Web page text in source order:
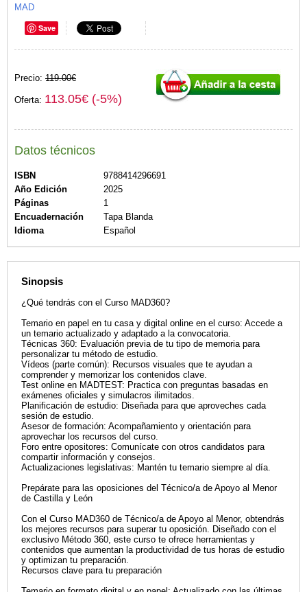
MAD
Save
Precio: 119.00€
Oferta: 113.05€ (-5%)
Datos técnicos
ISBN
9788414296691
Año Edición
2025
Páginas
1
Encuadernación
Tapa Blanda
Idioma
Español
Sinopsis
¿Qué tendrás con el Curso MAD360?
Temario en papel en tu casa y digital online en el curso: Accede a
un temario actualizado y adaptado a la convocatoria.
Técnicas 360: Evaluación previa de tu tipo de memoria para
personalizar tu método de estudio.
Vídeos (parte común): Recursos visuales que te ayudan a
comprender y memorizar los contenidos clave.
Test online en MADTEST: Practica con preguntas basadas en
exámenes oficiales y simulacros ilimitados.
Planificación de estudio: Diseñada para que aproveches cada
sesión de estudio.
Asesor de formación: Acompañamiento y orientación para
aprovechar los recursos del curso.
Foro entre opositores: Comunícate con otros candidatos para
compartir información y consejos.
Actualizaciones legislativas: Mantén tu temario siempre al día.
Prepárate para las oposiciones del Técnico/a de Apoyo al Menor
de Castilla y León
Con el Curso MAD360 de Técnico/a de Apoyo al Menor, obtendrás
los mejores recursos para superar tu oposición. Diseñado con el
exclusivo Método 360, este curso te ofrece herramientas y
contenidos que aumentan la productividad de tus horas de estudio
y optimizan tu preparación.
Recursos clave para tu preparación